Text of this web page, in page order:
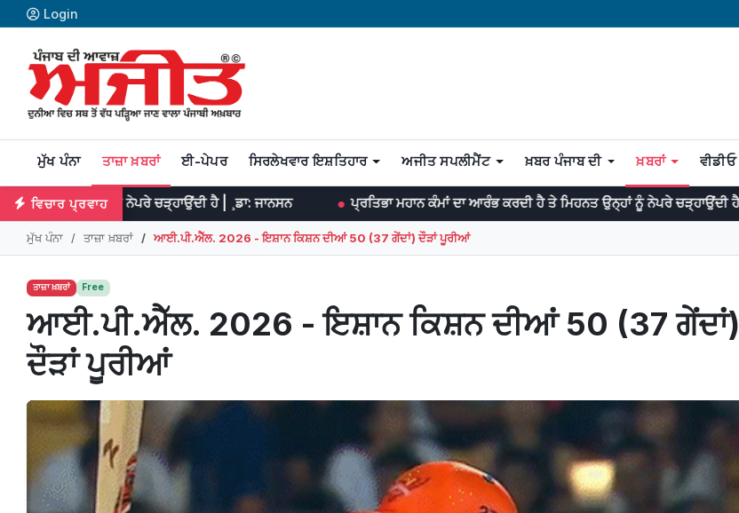
Login
ਮੁੱਖ ਪੰਨਾ ਤਾਜ਼ਾ ਖ਼ਬਰਾਂ ਈ-ਪੇਪਰ ਸਿਰਲੇਖਵਾਰ ਇਸ਼ਤਿਹਾਰ ਅਜੀਤ ਸਪਲੀਮੈਂਟ ਖ਼ਬਰ ਪੰਜਾਬ ਦੀ ਖ਼ਬਰਾਂ ਵੀਡੀਓ
ਵਿਚਾਰ ਪ੍ਰਵਾਹ
ਨੇਪਰੇ ਚੜ੍ਹਾਉਂਦੀ ਹੈ | ¸ਡਾ: ਜਾਨਸਨ ਪ੍ਰਤਿਭਾ ਮਹਾਨ ਕੰਮਾਂ ਦਾ ਆਰੰਭ ਕਰਦੀ ਹੈ ਤੇ ਮਿਹਨਤ ਉਨ੍ਹਾਂ ਨੂੰ ਨੇਪਰੇ ਚੜ੍ਹਾਉਂਦੀ ਹੈ। -ਡਾ: ਜਾਨਸਨ
ਮੁੱਖ ਪੰਨਾ ਤਾਜ਼ਾ ਖ਼ਬਰਾਂ ਆਈ.ਪੀ.ਐੱਲ. 2026 - ਇਸ਼ਾਨ ਕਿਸ਼ਨ ਦੀਆਂ 50 (37 ਗੇਂਦਾਂ) ਦੌੜਾਂ ਪੂਰੀਆਂ
ਤਾਜ਼ਾ ਖ਼ਬਰਾਂ Free
ਆਈ.ਪੀ.ਐੱਲ. 2026 - ਇਸ਼ਾਨ ਕਿਸ਼ਨ ਦੀਆਂ 50 (37 ਗੇਂਦਾਂ)
ਦੌੜਾਂ ਪੂਰੀਆਂ